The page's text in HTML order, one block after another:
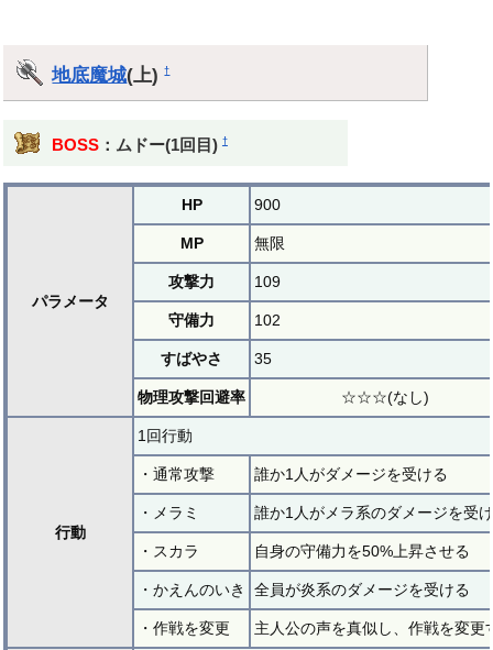
地底魔城(上)†
BOSS：ムドー(1回目) †
パラメータ
HP 900
MP 無限
攻撃力 109
守備力 102
すばやさ 35
物理攻撃回避率 ☆☆☆(なし)
行動
1回行動
・通常攻撃 誰か1人がダメージを受ける
・メラミ 誰か1人がメラ系のダメージを受
・スカラ 自身の守備力を50%上昇させる
・かえんのいき 全員が炎系のダメージを受ける
・作戦を変更 主人公の声を真似し、作戦を変更